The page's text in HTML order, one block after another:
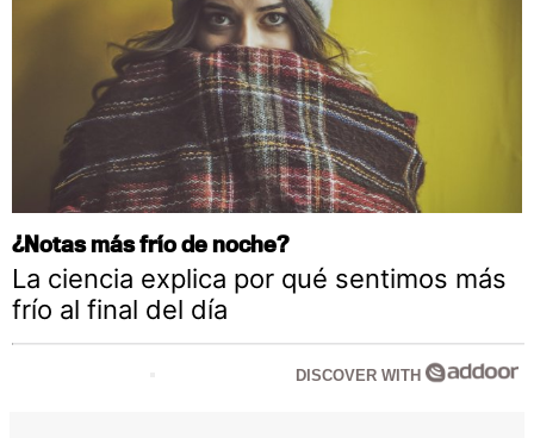
¿Notas más frío de noche?
La ciencia explica por qué sentimos más
frío al final del día
DISCOVER WITH